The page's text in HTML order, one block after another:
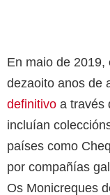
En maio de
dezaoito anos de
definitivo a través
incluían
países como
por compañías
Os Monicreques